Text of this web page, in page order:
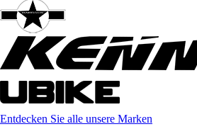
Entdecken Sie alle unsere Marken